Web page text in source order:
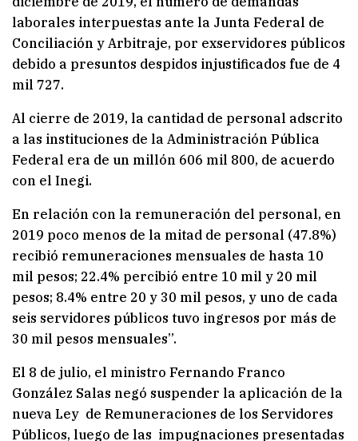
laborales interpuestas ante la Junta Federal de
Conciliación y Arbitraje, por exservidores públicos
debido a presuntos despidos injustificados fue de 4
mil 727.
Al cierre de 2019, la cantidad de personal adscrito
a las instituciones de la Administración Pública
Federal era de un millón 606 mil 800, de acuerdo
con el Inegi.
En relación con la remuneración del personal, en
2019 poco menos de la mitad de personal (47.8%)
recibió remuneraciones mensuales de hasta 10
mil pesos; 22.4% percibió entre 10 mil y 20 mil
pesos; 8.4% entre 20 y 30 mil pesos, y uno de cada
seis servidores públicos tuvo ingresos por más de
30 mil pesos mensuales”.
El 8 de julio, el ministro Fernando Franco
González Salas negó suspender la aplicación de la
nueva Ley de Remuneraciones de los Servidores
Públicos, luego de las impugnaciones presentadas